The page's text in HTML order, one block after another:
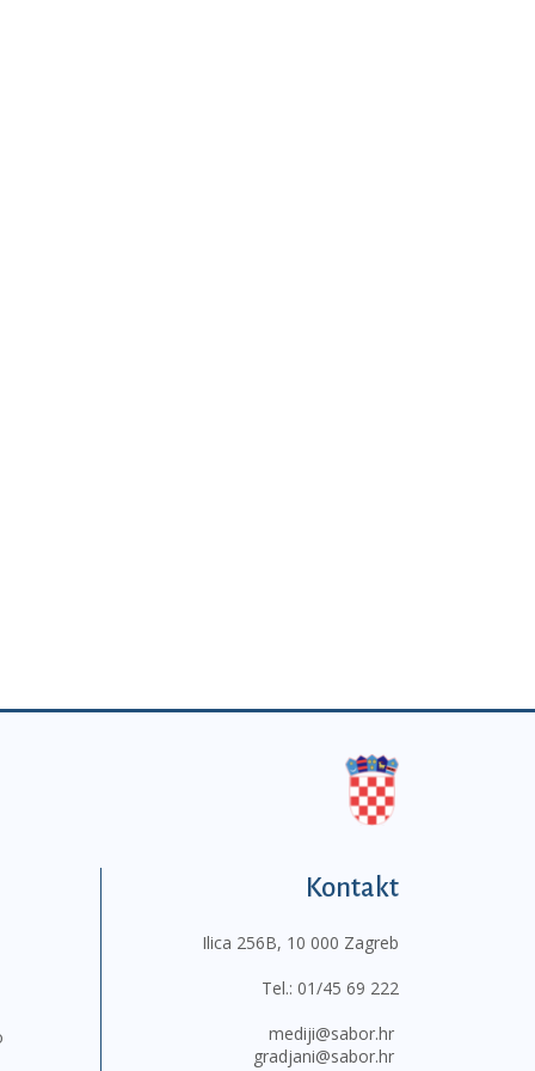
Kontakt
Ilica 256B, 10 000 Zagreb
Tel.: 01/45 69 222
mediji@sabor.hr
gradjani@sabor.hr